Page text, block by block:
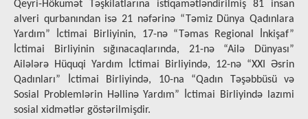
Qeyri-Hökumət Təşkilatlarına istiqamətləndirilmiş 81 insan
alveri qurbanından isə 21 nəfərinə “Təmiz Dünya Qadınlara
Yardım” İctimai Birliyinin, 17-nə “Təmas Regional İnkişaf”
İctimai Birliyinin sığınacaqlarında, 21-nə “Ailə Dünyası”
Ailələrə Hüquqi Yardım İctimai Birliyində, 12-nə “XXI Əsrin
Qadınları” İctimai Birliyində, 10-na “Qadın Təşəbbüsü və
Sosial Problemlərin Həllinə Yardım” İctimai Birliyində lazımi
sosial xidmətlər göstərilmişdir.